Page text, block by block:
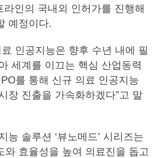
인의 국내외 인허가를 진행해
예정이다.
인공지능은 향후 수년 내에 필
세계를 이끄는 핵심 산업동력
를 통해 신규 의료 인공지능
장 진출을 가속화하겠다”고 말
능 솔루션 ‘뷰노메드’ 시리즈는
와 효율성을 높여 의료진을 돕고